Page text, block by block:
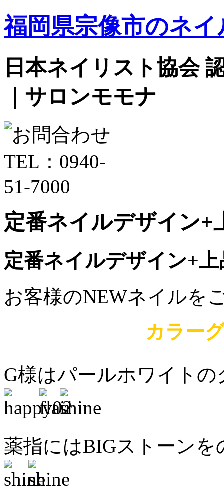
福岡県宗像市のネ
日本ネイリスト協会
｜サロンモモナ
定番ネイルデザイン+
定番ネイルデザイン+
お客様のNEWネイルを
カラー
G様はパールホワイト
薬指にはBIGストーン